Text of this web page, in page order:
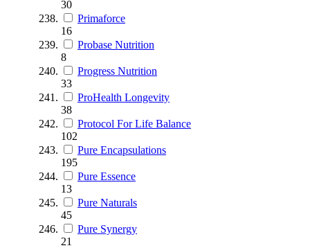
30
Primaforce
16
Probase Nutrition
8
Progress Nutrition
33
ProHealth Longevity
38
Protocol For Life Balance
102
Pure Encapsulations
195
Pure Essence
13
Pure Naturals
45
Pure Synergy
21